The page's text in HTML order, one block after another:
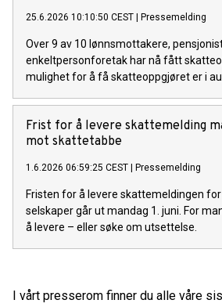
25.6.2026 10:10:50 CEST | Pressemelding
Over 9 av 10 lønnsmottakere,
enkeltpersonforetak har nå fått
mulighet for å få skatteoppgjøret er i
Frist for å levere skattemelding
mot skattetabbe
1.6.2026 06:59:25 CEST | Pressemelding
Fristen for å levere skattemeldingen
selskaper går ut mandag 1. juni. For
å levere – eller søke om utsettelse.
I vårt presserom finner du alle våre